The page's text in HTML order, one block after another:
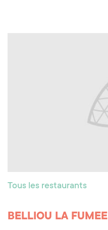
Tous les restaurants
BELLIOU LA FUMEE